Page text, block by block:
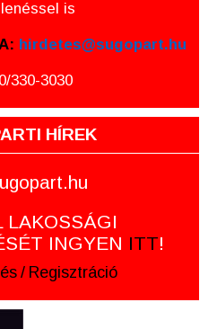
is
hirdetes@sugopart.hu
330-3030
HÍREK
LAKOSSÁGI
INGYEN ITT!
/ Regisztráció